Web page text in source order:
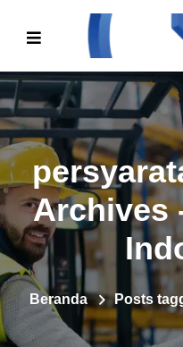
Archives
Beranda Posts